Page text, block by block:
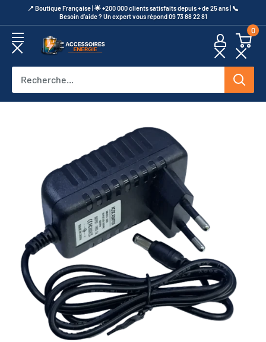
au
contenu
​📍​ Boutique Française | 🌟 +200 000 clients satisfaits depuis + de 25 ans | 📞​
Besoin d’aide ? Un expert vous répond 09 73 88 22 81
Accessoires
0